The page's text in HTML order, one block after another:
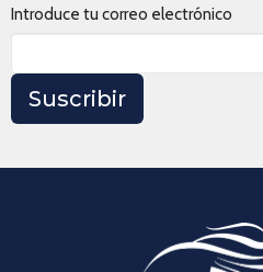
Introduce tu correo electrónico
Suscribir